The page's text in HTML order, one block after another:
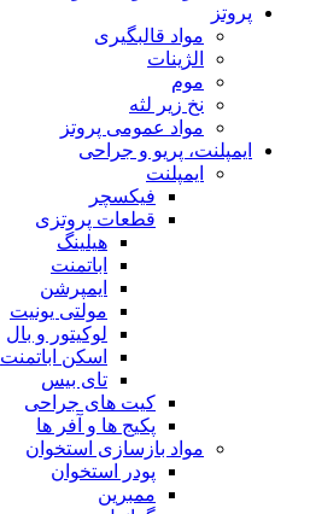
پروتز
مواد قالبگیری
الژینات
موم
نخ زیر لثه
مواد عمومی پروتز
ایمپلنت، پریو و جراحی
ایمپلنت
فیکسچر
قطعات پروتزی
هیلینگ
اباتمنت
ایمپرشن
مولتی یونیت
لوکیتور و بال
اسکن اباتمنت
تای بیس
کیت های جراحی
پکیج ها و آفر ها
مواد بازسازی استخوان
پودر استخوان
ممبرین